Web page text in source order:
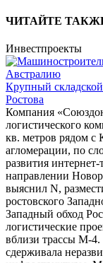
ЧИТАЙТЕ
Инвестпроекты
Крупный
Ростова
Компания
логистического
кв. метров рядом с
агломерации, по
развития
направлении
выяснил N,
ростовского
Западный обход
логистические
вблизи трассы М-4.
сдерживала